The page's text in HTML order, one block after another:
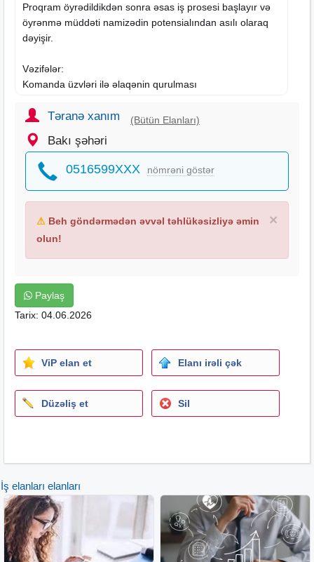
Proqram öyrədildikdən sonra əsas iş prosesi başlayır və
öyrənmə müddəti namizədin potensialından asılı olaraq
dəyişir.
Vəzifələr:
Komanda üzvləri ilə əlaqənin qurulması
Gündəlik iş prosesində koordinasiya
Komanda daxilində ünsiyyətin təşkili
Ofis daxili işlərdə iştirak
Tələblər:
18+ yaş
Aktiv və məsuliyyətli olmaq
Öyrənməyə açıq olmaq
İmkanlar:
İş öyrədilir
Təcrübə tələb olunmur
Karyera yüksəlişi perspektivi
Təlim və inkişaf imkanı
Müraciət qaydası:
Təranə xanım (Bütün Elanları)
Bakı şəhəri
0516599XXX nömrəni göstər
×
⚠ Beh göndərmədən əvvəl təhlükəsizliyə əmin
olun!
Paylaş
Tarix: 04.06.2026
ViP elan et Elanı irəli çək
Düzəliş et Sil
İş elanları elanları